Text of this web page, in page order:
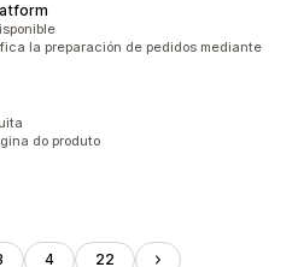
la preparación de pedidos mediante
do produto
4 22